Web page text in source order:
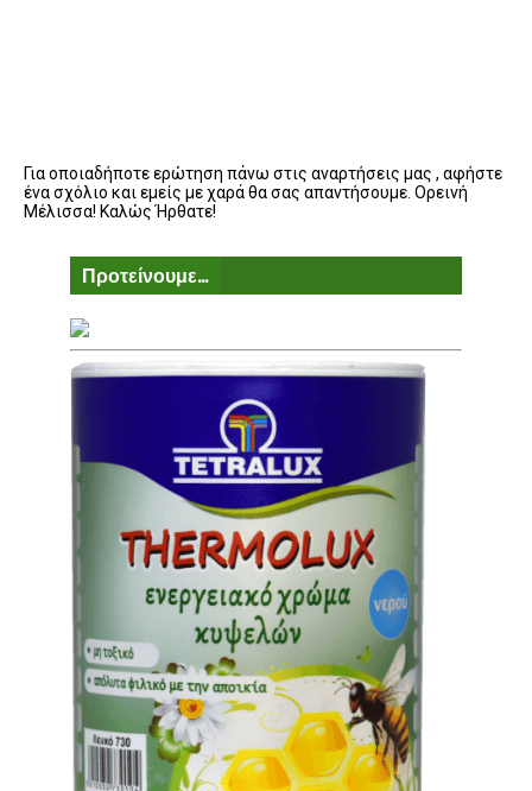
Για οποιαδήποτε ερώτηση πάνω στις αναρτήσεις μας , αφήστε
ένα σχόλιο και εμείς με χαρά θα σας απαντήσουμε. Ορεινή
Μέλισσα! Καλώς Ήρθατε!
Προτείνουμε...